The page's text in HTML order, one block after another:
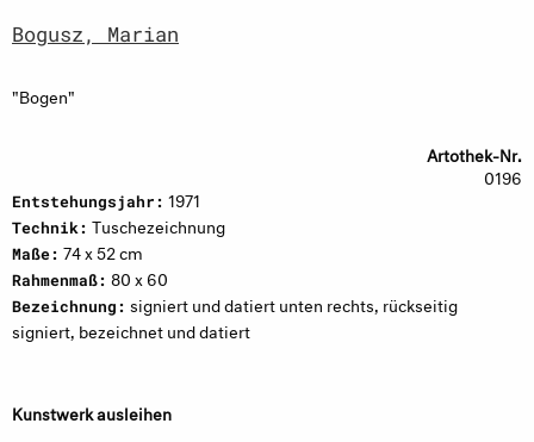
Bogusz, Marian
"Bogen"
Artothek-Nr.
0196
Entstehungsjahr: 1971
Technik: Tuschezeichnung
Maße: 74 x 52 cm
Rahmenmaß: 80 x 60
Bezeichnung: signiert und datiert unten rechts, rückseitig
signiert, bezeichnet und datiert
Kunstwerk ausleihen